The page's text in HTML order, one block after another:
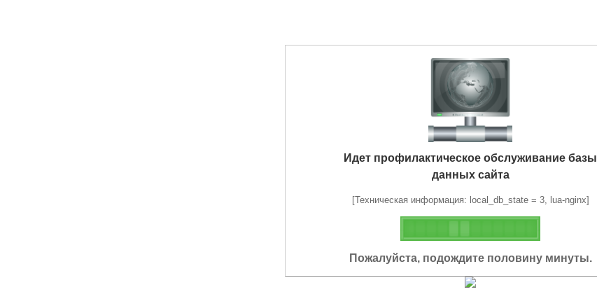
Идет профилактическое обслуживание базы
данных сайта
[Техническая информация: local_db_state = 3, lua-nginx]
Пожалуйста, подождите половину минуты.